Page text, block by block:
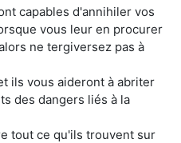
capables d'annihiler vos
vous leur en procurer
ne tergiversez pas à
ils vous aideront à abriter
des dangers liés à la
tout ce qu'ils trouvent sur